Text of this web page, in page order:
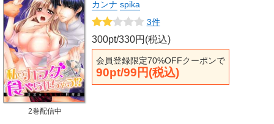
カンナ spika
3件
300pt/330円(税込)
会員登録限定70%OFFクーポンで
90pt/99円(税込)
2巻配信中